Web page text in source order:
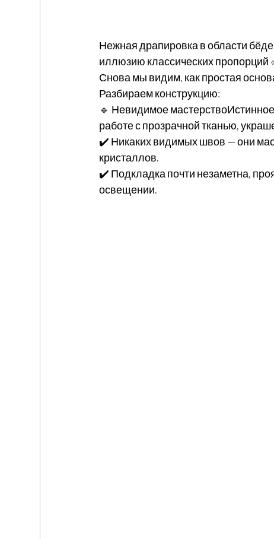
Нежная драпировка в области
иллюзию классических пропорций
Снова мы видим, как простая
Разбираем конструкцию:
🔹 Невидимое
работе с прозрачной тканью,
✔️ Никаких видимых швов — они
кристаллов.
✔️ Подкладка почти незаметна,
освещении.